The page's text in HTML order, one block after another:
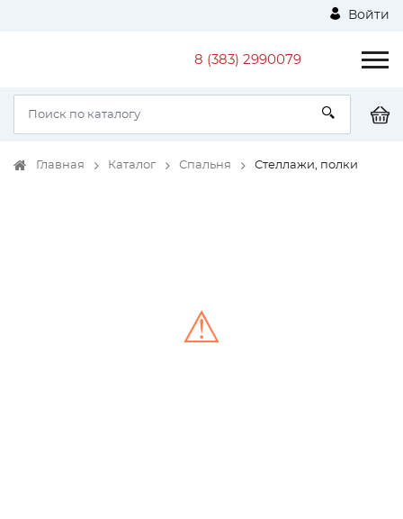
Войти
8 (383) 2990079
Главная Каталог Спальня Стеллажи, полки
⚠